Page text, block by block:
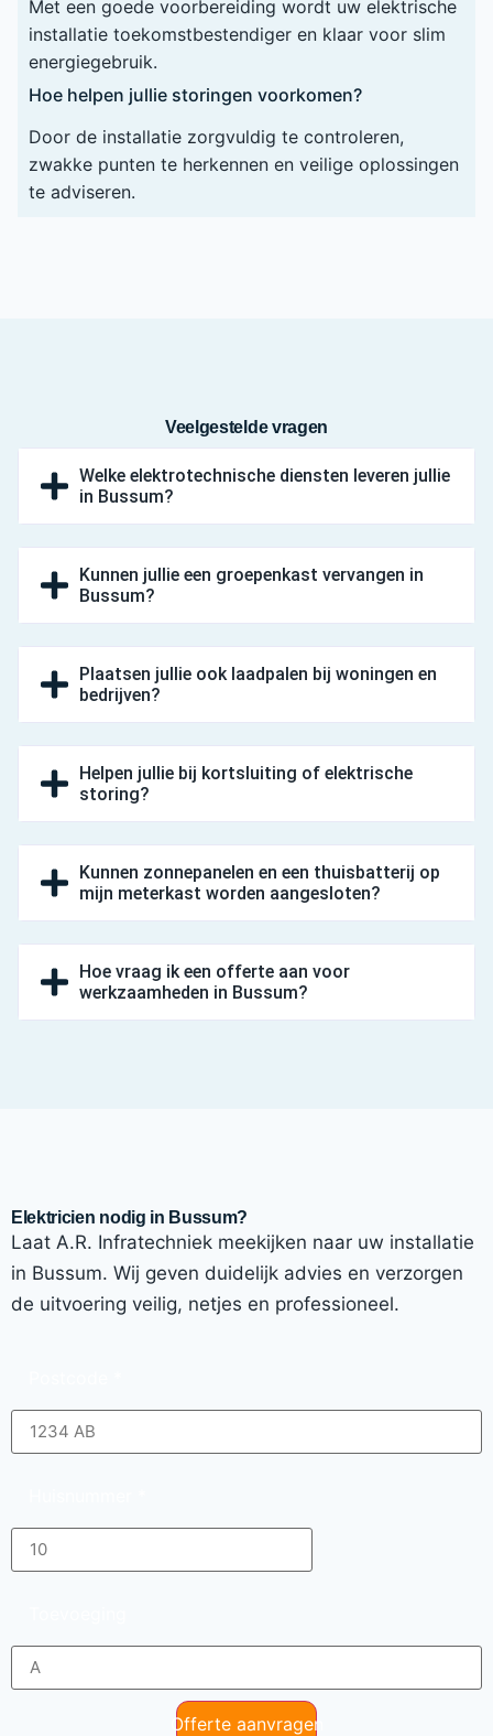
Met een goede voorbereiding wordt uw elektrische
installatie toekomstbestendiger en klaar voor slim
energiegebruik.
Hoe helpen jullie storingen voorkomen?
Door de installatie zorgvuldig te controleren,
zwakke punten te herkennen en veilige oplossingen
te adviseren.
Veelgestelde vragen
Welke elektrotechnische diensten leveren jullie
in Bussum?
Kunnen jullie een groepenkast vervangen in
Bussum?
Plaatsen jullie ook laadpalen bij woningen en
bedrijven?
Helpen jullie bij kortsluiting of elektrische
storing?
Kunnen zonnepanelen en een thuisbatterij op
mijn meterkast worden aangesloten?
Hoe vraag ik een offerte aan voor
werkzaamheden in Bussum?
Elektricien nodig in Bussum?
Laat A.R. Infratechniek meekijken naar uw installatie
in Bussum. Wij geven duidelijk advies en verzorgen
de uitvoering veilig, netjes en professioneel.
Offerte aanvragen